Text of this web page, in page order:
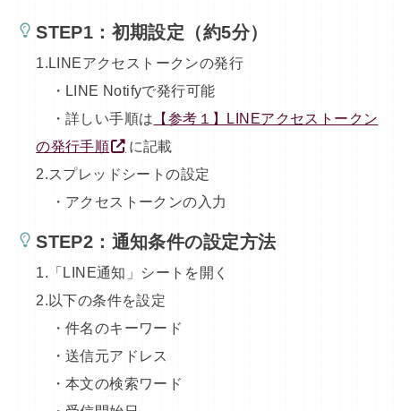
STEP1： 初期設定（約5分）
1.LINEアクセストークンの発行
・LINE Notifyで発行可能
・詳しい手順は 【参考１】LINEアクセストークン
の発行手順
に記載
2.スプレッドシートの設定
・アクセストークンの入力
STEP2： 通知条件の設定方法
1.「LINE通知」シートを開く
2.以下の条件を設定
・件名のキーワード
・送信元アドレス
・本文の検索ワード